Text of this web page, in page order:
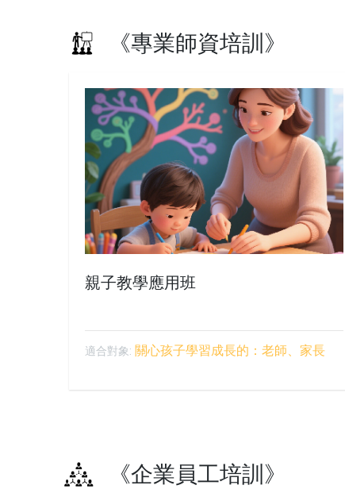
《專業師資培訓》
親子教學應用班
適合對象: 關心孩子學習成長的：老師、家長
《企業員工培訓》